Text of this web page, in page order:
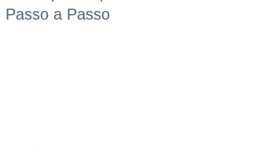
Passo a Passo